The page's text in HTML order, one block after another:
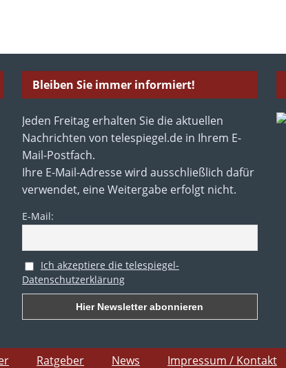
Bleiben Sie immer informiert!
Jeden Freitag erhalten Sie die aktuellen
Nachrichten von telespiegel.de in Ihrem E-
Mail-Postfach.
Ihre E-Mail-Adresse wird ausschließlich dafür
verwendet, eine Weitergabe erfolgt nicht.
E-Mail:
Ich akzeptiere die telespiegel-
Datenschutzerklärung
Ratgeber News Impressum / Kontakt